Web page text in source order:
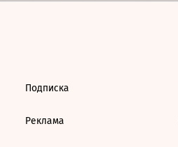
Подписка
Реклама